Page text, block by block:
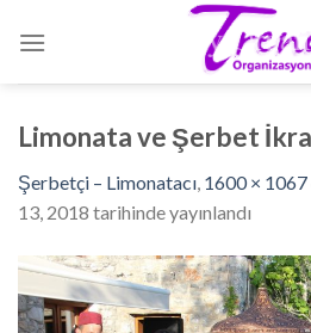
Limonata ve Şerbet
Şerbetçi – Limonatacı, 1600 × 1067
13, 2018 tarihinde yayınlandı